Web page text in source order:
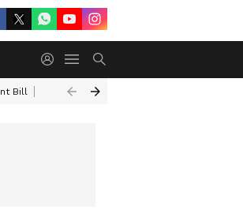
Bill Aban Ahmed Educational Qualification